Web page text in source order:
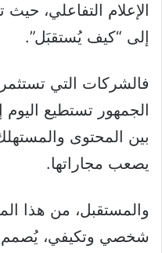
الإعلام التفاعلي،
إلى “كيف يُستقبَل”.
فالشركات التي
الجمهور تستطيع
بين المحتوى
يصعب مجاراتها.
والمستقبل، من هذا
شخصي وتكيفي،